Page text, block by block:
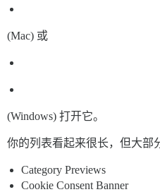
(Mac) 或
(Windows) 打开它。
你的列表看起来很长，但大部
Category Previews
Cookie Consent Banner